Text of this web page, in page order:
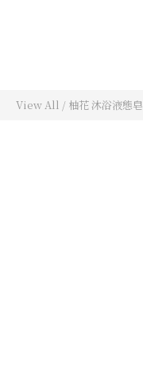
View All / 柚花 沐浴液態皂